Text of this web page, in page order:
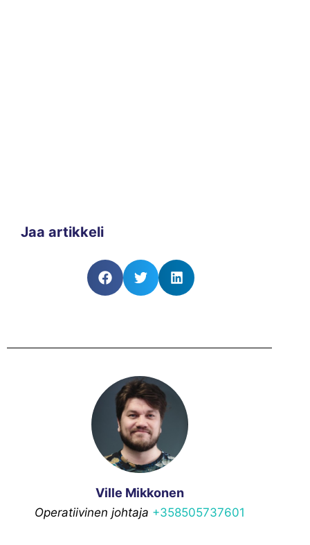
Jaa artikkeli
Ville Mikkonen
Operatiivinen johtaja +358505737601